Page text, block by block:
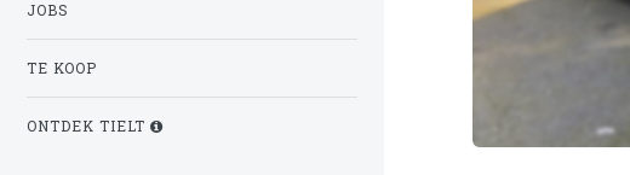
JOBS
TE KOOP
ONTDEK TIELT